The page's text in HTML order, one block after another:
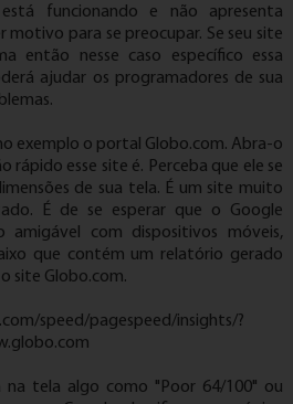
funcionando e não apresenta
motivo para se preocupar. Se seu site
então nesse caso específico essa
ajudar os programadores de sua
exemplo o portal Globo.com. Abra-o
rápido esse site é. Perceba que ele se
de sua tela. É um site muito
É de se esperar que o Google
amigável com dispositivos móveis,
que contém um relatório gerado
site Globo.com.
speed/pagespeed/insights/?
na tela algo como "Poor 64/100" ou